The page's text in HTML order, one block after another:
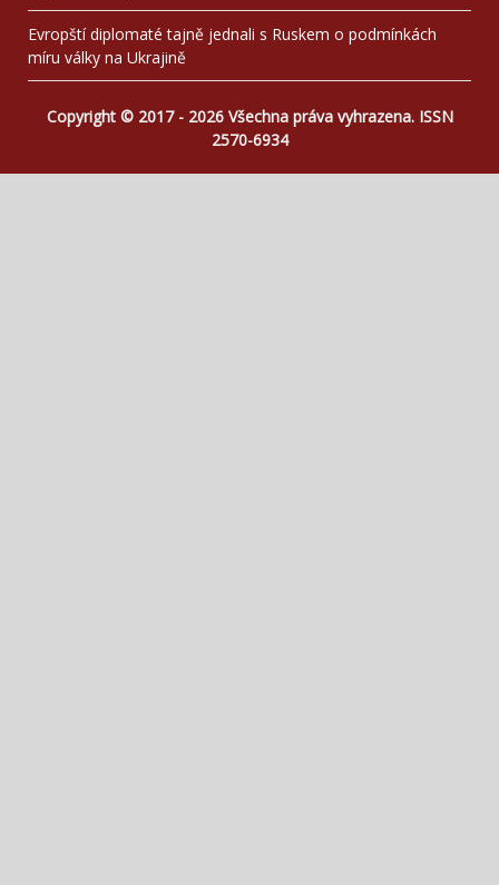
Evropští diplomaté tajně jednali s Ruskem o podmínkách
míru války na Ukrajině
Copyright © 2017 - 2026 Všechna práva vyhrazena. ISSN
2570-6934